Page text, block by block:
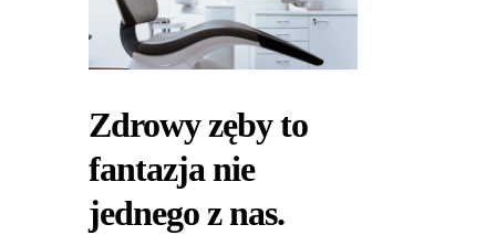
Zdrowy zęby to
fantazja nie
jednego z nas.